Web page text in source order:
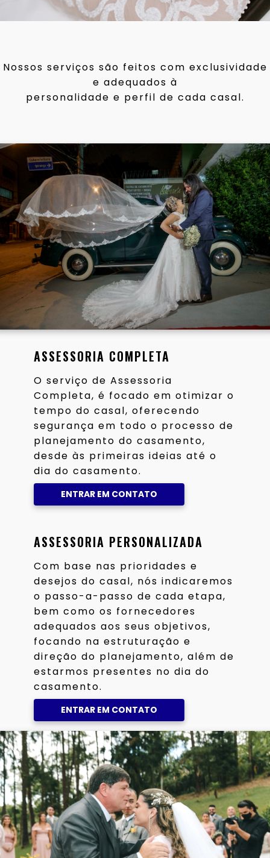
Nossos serviços são feitos com exclusividade
e adequados à
personalidade e perfil de cada casal.
ASSESSORIA COMPLETA
O serviço de Assessoria
Completa, é focado em otimizar o
tempo do casal, oferecendo
segurança em todo o processo de
planejamento do casamento,
desde às primeiras ideias até o
dia do casamento.
ENTRAR EM CONTATO
ASSESSORIA PERSONALIZADA
Com base nas prioridades e
desejos do casal, nós indicaremos
o passo-a-passo de cada etapa,
bem como os fornecedores
adequados aos seus objetivos,
focando na estruturação e
direção do planejamento, além de
estarmos presentes no dia do
casamento.
ENTRAR EM CONTATO